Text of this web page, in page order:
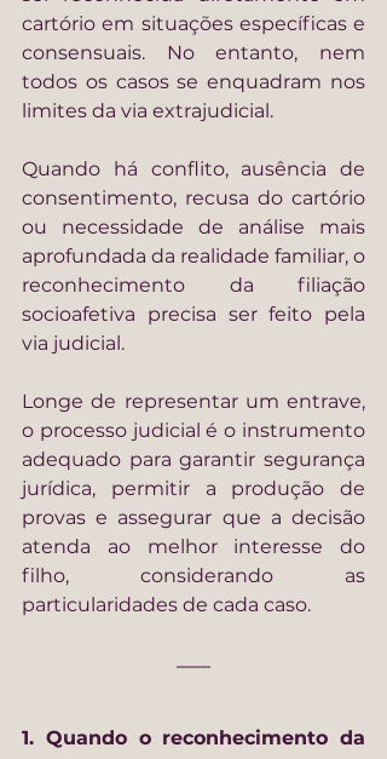
cartório em situações específicas e
consensuais. No entanto, nem
todos os casos se enquadram nos
limites da via extrajudicial.
Quando há conflito, ausência de
consentimento, recusa do cartório
ou necessidade de análise mais
aprofundada da realidade familiar, o
reconhecimento da filiação
socioafetiva precisa ser feito pela
via judicial.
Longe de representar um entrave,
o processo judicial é o instrumento
adequado para garantir segurança
jurídica, permitir a produção de
provas e assegurar que a decisão
atenda ao melhor interesse do
filho, considerando as
particularidades de cada caso.
1. Quando o reconhecimento da